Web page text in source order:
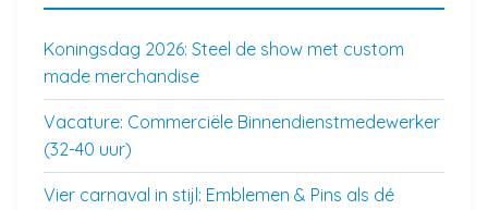
Koningsdag 2026: Steel de show met custom
made merchandise
Vacature: Commerciële Binnendienstmedewerker
(32-40 uur)
Vier carnaval in stijl: Emblemen & Pins als dé